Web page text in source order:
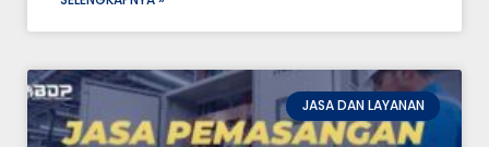
JASA DAN LAYANAN